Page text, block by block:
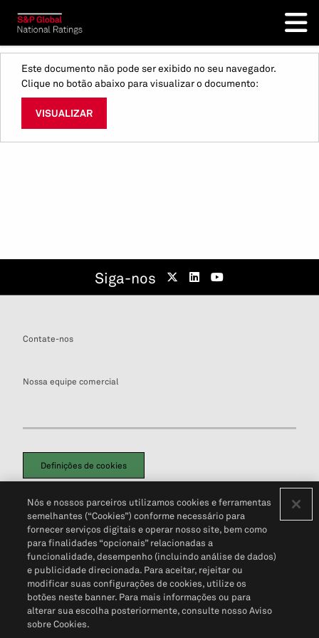
Este documento não pode ser exibido no seu navegador.
Clique no botão abaixo para visualizar o documento:
VISUALIZAR
Siga-nos
Contate-nos
Nossa equipe comercial
Definições de cookies
Política de PrivacidadePortal de privacidade do cliente (em inglês)
Não Venda Minhas Informações Pessoais© 2026 S&P Global
Nós e nossos parceiros utilizamos cookies e ferramentas
semelhantes (“Cookies”) conforme necessário para
fornecer serviços digitais e operar nosso site, bem como
para finalidades “opcionais” relacionadas a
funcionalidade, desempenho (incluindo análise de dados)
e publicidade direcionada. Para aceitar, rejeitar ou
modificar suas configurações de cookies, utilize os
botões neste banner. Para mais informações ou para
alterar sua escolha posteriormente, consulte nosso Aviso
sobre Cookies.